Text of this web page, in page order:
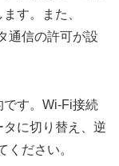
す。また、
通信の許可が設
です。Wi-Fi接続
に切り替え、逆
ださい。